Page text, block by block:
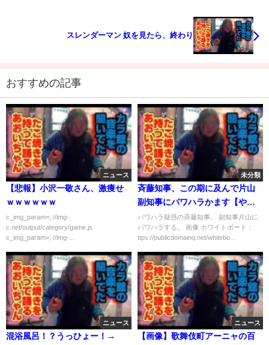
スレンダーマン 奴を見たら、終わり
おすすめの記事
ニュース
【悲報】小沢一敬さん、激痩せ
ｗｗｗｗｗｗ
c_img_param=; //img-
c.net/output/category/game.js
c_img_param=; //img-...
未分類
斉藤知事、この期に及んで片山
副知事にパワハラかます【やめ
られないパワハラ】
パワハラ疑惑の斉藤知事。 副知事片山に
パワハラする。 画像 ホワイトボード：
ttps://publicdomainq.net/whitebo...
ニュース
混浴風呂！？うっひょー！→
ニュース
【画像】歌舞伎町アーニャの百